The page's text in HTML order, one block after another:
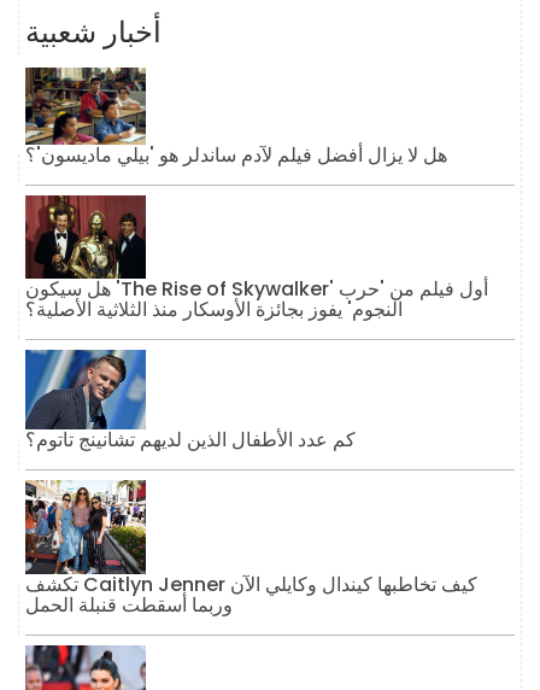
أخبار شعبية
هل لا يزال أفضل فيلم لآدم ساندلر هو 'بيلي ماديسون'؟
هل سيكون 'The Rise of Skywalker' أول فيلم من 'حرب
النجوم' يفوز بجائزة الأوسكار منذ الثلاثية الأصلية؟
كم عدد الأطفال الذين لديهم تشانينج تاتوم؟
تكشف Caitlyn Jenner كيف تخاطبها كيندال وكايلي الآن
وربما أسقطت قنبلة الحمل